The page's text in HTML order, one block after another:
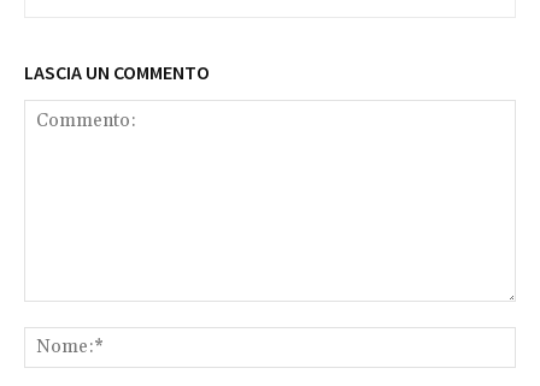
LASCIA UN COMMENTO